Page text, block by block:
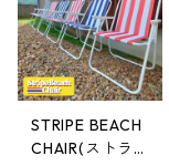
STRIPE BEACH
CHAIR(ストラ